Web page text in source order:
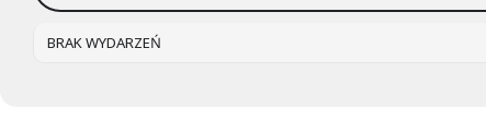
BRAK WYDARZEŃ